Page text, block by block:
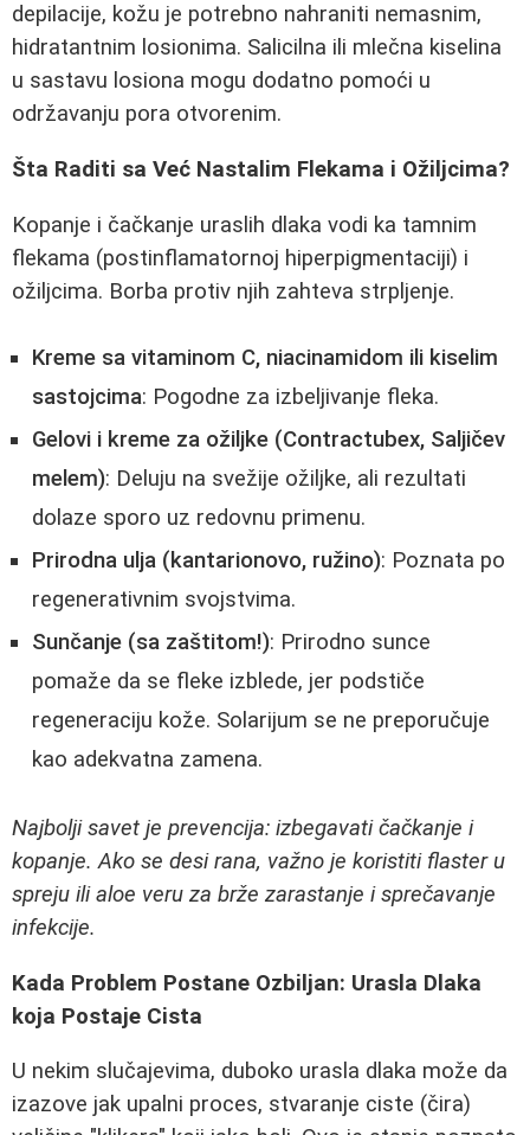
depilacije, kožu je potrebno nahraniti nemasnim,
hidratantnim losionima. Salicilna ili mlečna kiselina
u sastavu losiona mogu dodatno pomoći u
održavanju pora otvorenim.
Šta Raditi sa Već Nastalim Flekama i Ožiljcima?
Kopanje i čačkanje uraslih dlaka vodi ka tamnim
flekama (postinflamatornoj hiperpigmentaciji) i
ožiljcima. Borba protiv njih zahteva strpljenje.
Kreme sa vitaminom C, niacinamidom ili kiselim
sastojcima: Pogodne za izbeljivanje fleka.
Gelovi i kreme za ožiljke (Contractubex, Saljičev
melem): Deluju na svežije ožiljke, ali rezultati
dolaze sporo uz redovnu primenu.
Prirodna ulja (kantarionovo, ružino): Poznata po
regenerativnim svojstvima.
Sunčanje (sa zaštitom!): Prirodno sunce
pomaže da se fleke izblede, jer podstiče
regeneraciju kože. Solarijum se ne preporučuje
kao adekvatna zamena.
Najbolji savet je prevencija: izbegavati čačkanje i
kopanje. Ako se desi rana, važno je koristiti flaster u
spreju ili aloe veru za brže zarastanje i sprečavanje
infekcije.
Kada Problem Postane Ozbiljan: Urasla Dlaka
koja Postaje Cista
U nekim slučajevima, duboko urasla dlaka može da
izazove jak upalni proces, stvaranje ciste (čira)